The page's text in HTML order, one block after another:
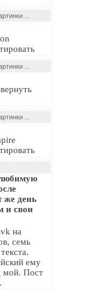
...
...
...
же день
и свои
семь
ему
мой. Пост